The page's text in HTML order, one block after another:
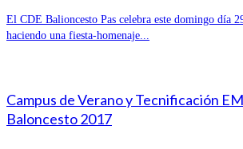
El CDE Balioncesto Pas celebra este domingo día
haciendo una fiesta-homenaje...
Campus de Verano y Tecnificación
Baloncesto 2017